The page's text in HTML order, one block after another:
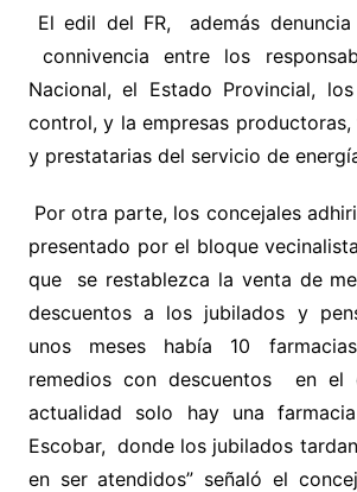
El edil del FR, además denuncia
connivencia entre los
Nacional, el Estado Provincial,
control, y la empresas
y prestatarias del servicio de
Por otra parte, los concejales
presentado por el bloque
que se restablezca la venta de
descuentos a los jubilados y
unos meses había 10
remedios con descuentos en
actualidad solo hay una
Escobar, donde los jubilados
en ser atendidos” señaló el